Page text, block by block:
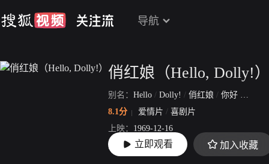
导航
俏红娘（Hello, Dolly!
别名： Hello / Dolly! / 俏红娘 / 你好 / 多莉
8.1分
爱情片 / 喜剧片
上映： 1969-12-16
片长： 148分29秒
立即观看 加入收藏